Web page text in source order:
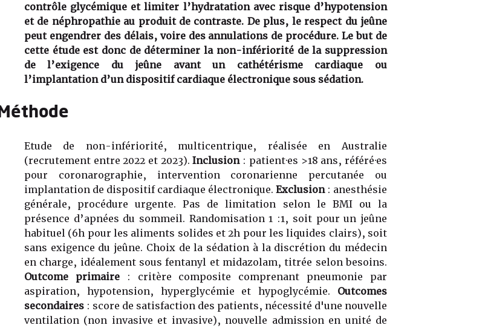
contrôle glycémique et limiter l’hydratation avec risque d’hypotension
et de néphropathie au produit de contraste. De plus, le respect du jeûne
peut engendrer des délais, voire des annulations de procédure. Le but de
cette étude est donc de déterminer la non-infériorité de la suppression
de l’exigence du jeûne avant un cathétérisme cardiaque ou
l’implantation d’un dispositif cardiaque électronique sous sédation.
Méthode
Etude de non-infériorité, multicentrique, réalisée en Australie
(recrutement entre 2022 et 2023).Inclusion : patient·es >18 ans, référé·es
pour coronarographie, intervention coronarienne percutanée ou
implantation de dispositif cardiaque électronique. Exclusion : anesthésie
générale, procédure urgente. Pas de limitation selon le BMI ou la
présence d’apnées du sommeil. Randomisation 1 :1, soit pour un jeûne
habituel (6h pour les aliments solides et 2h pour les liquides clairs), soit
sans exigence du jeûne. Choix de la sédation à la discrétion du médecin
en charge, idéalement sous fentanyl et midazolam, titrée selon besoins.
Outcome primaire: critère composite comprenant pneumonie par
aspiration, hypotension, hyperglycémie et hypoglycémie. Outcomes
secondaires: score de satisfaction des patients, nécessité d'une nouvelle
ventilation (non invasive et invasive), nouvelle admission en unité de